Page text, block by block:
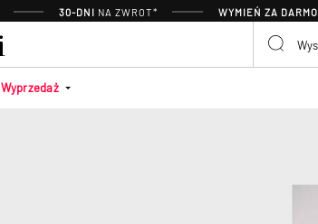
30-DNI NA ZWROT* WYMIEŃ ZA DARMO
Wyprzedaż